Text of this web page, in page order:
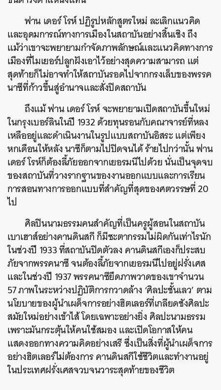
ฟาน เดอร์ โรห์ ปฏิรูปหลักสูตรใหม่ ละเลิกแนวคิด
และอุดมการณ์ทางการเมืองในสถาบันอย่างสิ้นเชิง ถึง
แม้ว่าเขาจะพยายามกำจัดภาพลักษณ์และแนวคิดทางการ
เมืองที่ไมเยอร์ปลูกฝังเอาไว้อย่างสุดความสามารถ แต่
สุดท้ายก็ไม่อาจทำให้สถาบันรอดไปจากกรงเล็บของพรรค
นาซีที่ก้าวขึ้นสู่อำนาจและสั่งปิดสถาบัน
ถึงแม้ ฟาน เดอร์ โรห์ จะพยายามเปิดสถาบันขึ้นใหม่
ในกรุงเบอร์ลินในปี 1932 ด้วยทุนรอนกับคณาจารย์ที่หลง
เหลืออยู่และดำเนินงานในรูปแบบสถาบันอิสระ แต่เพียง
หกเดือนให้หลัง นาซีก็ตามไปปิดจนได้ ร้ายไปกว่านั้น ฟาน
เดอร์ โรห์ก็ต้องลี้ภัยออกจากเยอรมนีไปด้วย นั่นเป็นจุดจบ
ของสถาบันที่วางรากฐานของงานออกแบบและการเรียน
การสอนทางการออกแบบที่สำคัญที่สุดของศตวรรษที่ 20
ไป
ศิลปินนามธรรมคนสำคัญที่เป็นครูผู้สอนในสถาบัน
เบาเฮาส์อย่างคานดินสกี ก็มีชะตากรรมไม่ผิดกันเท่าไรนัก
ในช่วงปี 1933 ที่สถาบันปิดตัวลง คานดินสกีเองก็ประสบ
ภัยจากพรรคนาซี จนต้องลี้ภัยจากเยอรมนีไปอยู่ฝรั่งเศส
และในช่วงปี 1937 พรรคนาซียึดภาพวาดของเขาจำนวน
57 ภาพในระหว่างปฏิบัติการกวาดล้าง ‘ศิลปะชั้นเลว’ ตาม
นโยบายของผู้นำเผด็จการอย่างฮิตเลอร์ที่เกลียดชังศิลปะ
สมัยใหม่อย่างเข้าไส้ โดยเฉพาะอย่างยิ่ง ศิลปะนามธรรม
เพราะมันกระตุ้นให้คนใช้สมอง และเปิดโอกาสให้คน
แสดงออกทางความคิดอย่างเสรี ซึ่งเป็นสิ่งที่ผู้นำเผด็จการ
อย่างฮิตเลอร์ไม่ต้องการ คานดินสกีใช้ชีวิตและทำงานอยู่
ในประเทศฝรั่งเศสจวบจนวาระสุดท้ายของชีวิต